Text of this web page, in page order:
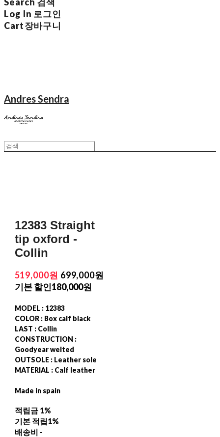
Log In 로그인
Cart장바구니
Andres Sendra
12383 Straight
tip oxford -
Collin
519,000원 699,000원
기본 할인180,000원
MODEL : 12383
COLOR : Box calf black
LAST : Collin
CONSTRUCTION :
Goodyear welted
OUTSOLE : Leather sole
MATERIAL : Calf leather
Made in spain
적립금 1%
기본 적립1%
배송비 -